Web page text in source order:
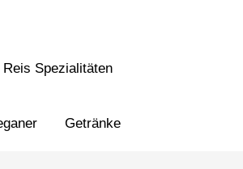
Reis Spezialitäten
Getränke